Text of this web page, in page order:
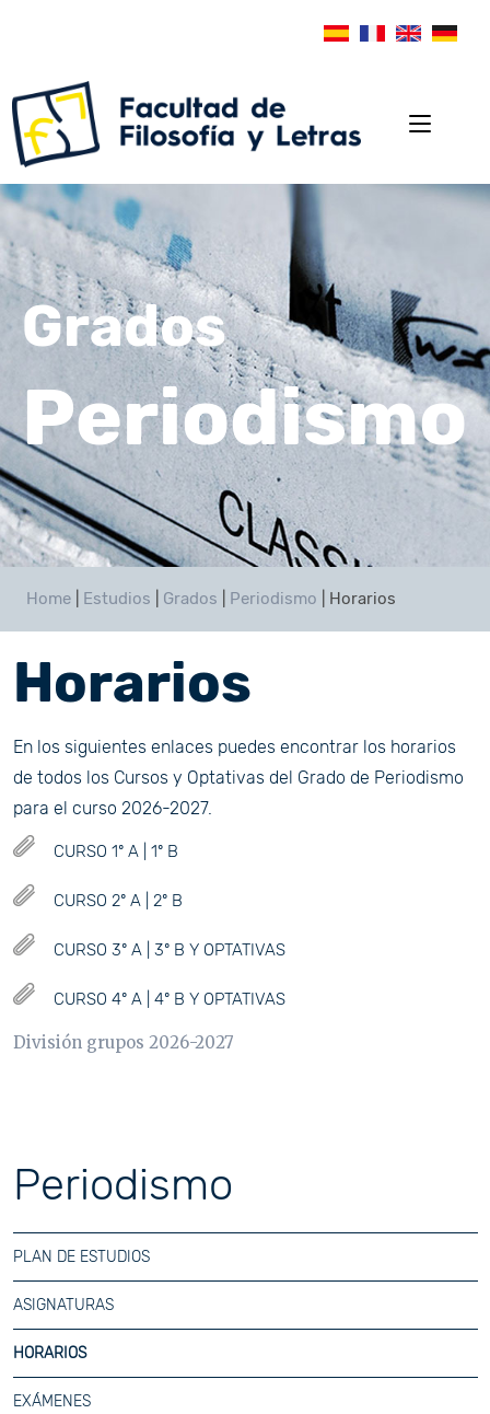
Grados
Periodismo
Home Estudios Grados Periodismo Horarios
Horarios
En los siguientes enlaces puedes encontrar los horarios
de todos los Cursos y Optativas del Grado de Periodismo
para el curso 2026-2027.
CURSO 1º A | 1º B
CURSO 2º A | 2º B
CURSO 3º A | 3º B Y OPTATIVAS
CURSO 4º A | 4º B Y OPTATIVAS
División grupos 2026-2027
Periodismo
PLAN DE ESTUDIOS
ASIGNATURAS
HORARIOS
EXÁMENES